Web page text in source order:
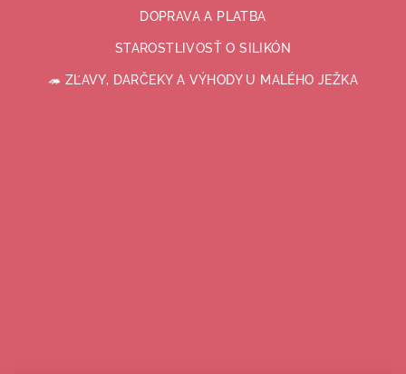
DOPRAVA A PLATBA
STAROSTLIVOSŤ O SILIKÓN
🦔 ZĽAVY, DARČEKY A VÝHODY U MALÉHO JEŽKA